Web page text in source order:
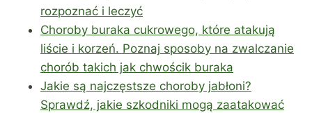
rozpoznać i leczyć
Choroby buraka cukrowego, które atakują
liście i korzeń. Poznaj sposoby na zwalczanie
chorób takich jak chwościk buraka
Jakie są najczęstsze choroby jabłoni?
Sprawdź, jakie szkodniki mogą zaatakować